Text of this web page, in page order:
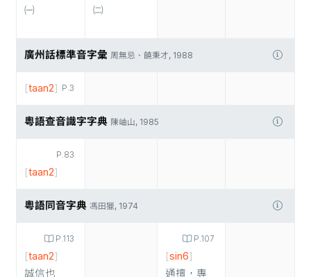
㈠
㈡
廣州話標準音字彙 周無忌、饒秉才, 1988
P.3
[taan2]
粵語查音識字字典 陳岫山, 1985
P.83
[taan2]
粵語同音字典 馮田獵, 1974
P.113
[taan2]
誠信也
P.107
[sin6]
通擅，專